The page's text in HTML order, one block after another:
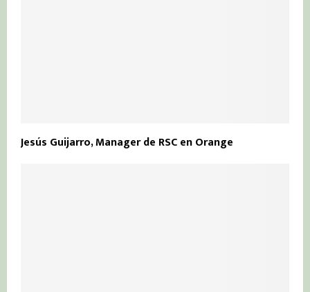
Jesús Guijarro, Manager de RSC en Orange